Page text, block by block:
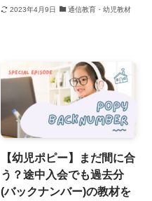
2023年4月9日 通信教育・幼児教材
【幼児ポピー】まだ間に合
う？途中入会でも過去分
(バックナンバー)の教材を